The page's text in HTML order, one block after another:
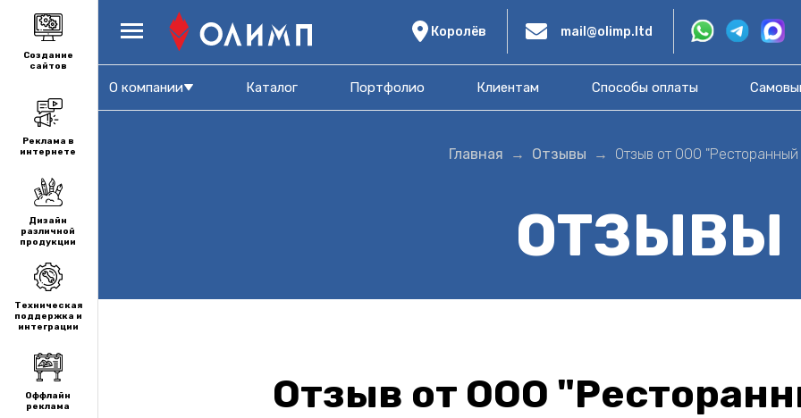
Королёв mail@olimp.ltd
О компании Каталог Портфолио Клиентам Способы оплаты
Главная Отзывы Отзыв от ООО "Ресторанный
ОТЗЫВЫ
Отзыв от ООО
Создание
сайтов
Реклама в
интернете
Дизайн
различной
продукции
Техническая
поддержка и
интеграции
Оффлайн
реклама